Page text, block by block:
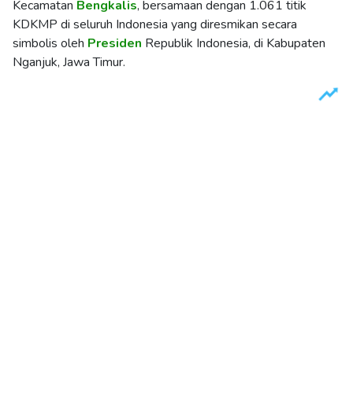
Kecamatan Bengkalis, bersamaan dengan 1.061 titik
KDKMP di seluruh Indonesia yang diresmikan secara
simbolis oleh Presiden Republik Indonesia, di Kabupaten
Nganjuk, Jawa Timur.